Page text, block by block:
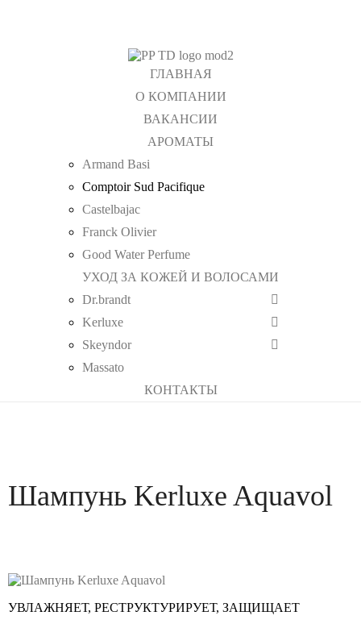
ГЛАВНАЯ
О КОМПАНИИ
ВАКАНСИИ
АРОМАТЫ
Armand Basi
Comptoir Sud Pacifique
Castelbajac
Franck Olivier
Good Water Perfume
УХОД ЗА КОЖЕЙ И ВОЛОСАМИ
Dr.brandt
Kerluxe
Skeyndor
Massato
КОНТАКТЫ
Шампунь Kerluxe Aquavol
УВЛАЖНЯЕТ, РЕСТРУКТУРИРУЕТ, ЗАЩИЩАЕТ